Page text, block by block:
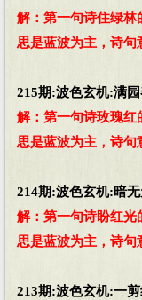
解：第一句诗住绿林
思是蓝波为主，诗句
215期:波色玄机:满
解：第一句诗玫瑰红
思是蓝波为主，诗句
214期:波色玄机:暗
解：第一句诗盼红光
思是蓝波为主，诗句
213期:波色玄机:一